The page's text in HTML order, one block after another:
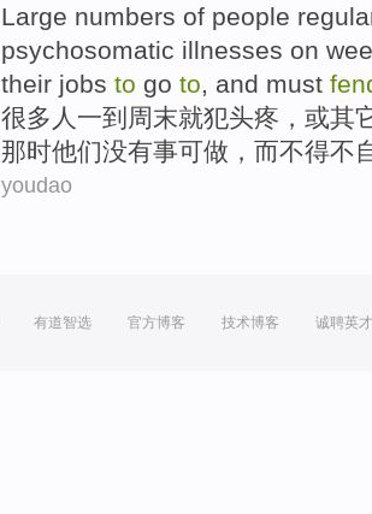
Large numbers of people
psychosomatic illnesses on
their jobs to go to, and must
很多 人 一到 周末就犯头疼， 或其
那时他们没有事可做 ， 而不得不
youdao
有道智选 官方博客 技术博客 诚聘英才